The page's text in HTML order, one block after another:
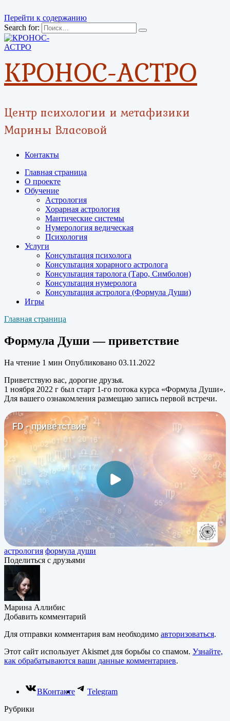
Перейти к содержанию
Search for:
КРОНОС-АСТРО
Центр психологии и метафизики
Марины Власовой
Контакты
Главная страница
О проекте
Обучение
Астрология
Хорарная астрология
Мантические системы
Нумерология ведическая
Психология
Услуги
Консультация психолога
Консультация хорарного астролога
Консультация таролога (Таро, Симболон)
Консультация нумеролога
Консультация астролога (Формула Души)
Игры
Главная страница
Формула Души — приветствие
На чтение 1 мин Опубликовано 03.11.2022
Приветствую вас, дорогие друзья.
1 ноября 2022 г был старт 1-го потока курса «Формула Души».
Для вашего ознакомления размещаю запись первой встречи.
астрология формула души
Поделиться с друзьями
Марина Аллибис
Добавить комментарий
Для отправки комментария вам необходимо авторизоваться.
Этот сайт использует Akismet для борьбы со спамом. Узнайте,
как обрабатываются ваши данные комментариев.
ВКонтакте
Telegram
Рубрики